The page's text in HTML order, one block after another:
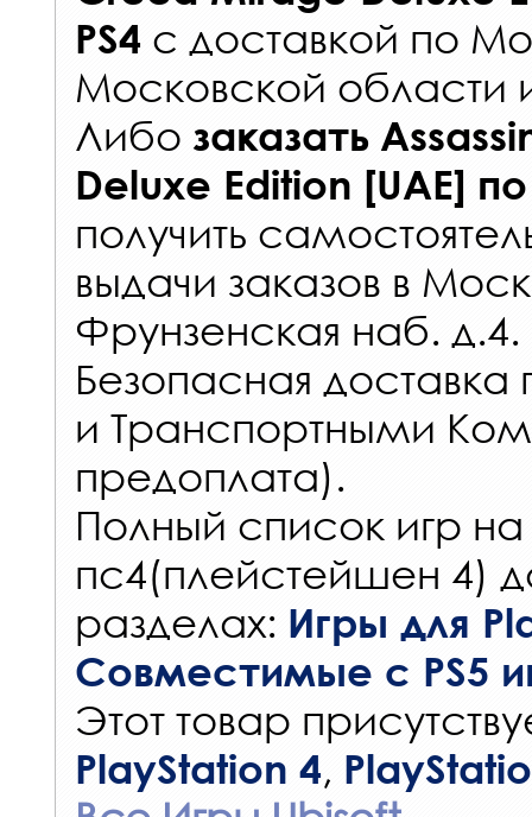
PS4 с доставкой по
Московской области
Либо заказать
Deluxe Edition [UAE]
получить
выдачи заказов в
Фрунзенская наб. д.4.
Безопасная
и Транспортными
предоплата).
Полный список игр на
пс4(плейстейшен 4)
разделах: Игры для
Совместимые с PS5
Этот товар
PlayStation 4,